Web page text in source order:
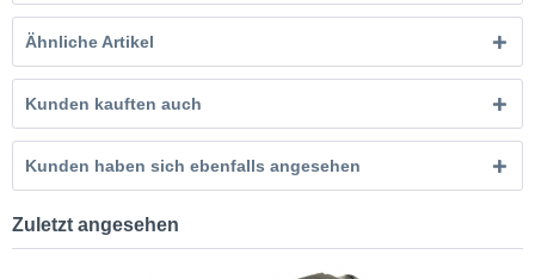
Ähnliche Artikel
Kunden kauften auch
Kunden haben sich ebenfalls angesehen
Zuletzt angesehen